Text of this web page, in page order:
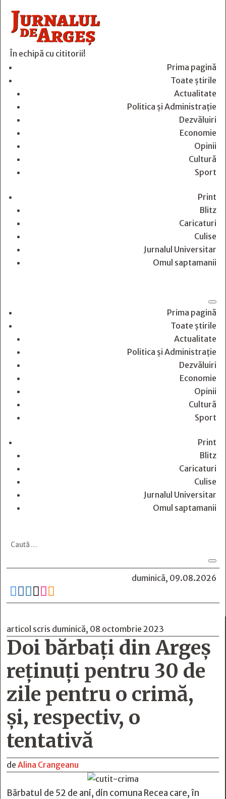
În echipă cu cititorii!
Prima pagină
Toate știrile
Actualitate
Politica și Administrație
Dezvăluiri
Economie
Opinii
Cultură
Sport
Print
Blitz
Caricaturi
Culise
Jurnalul Universitar
Omul saptamanii
Prima pagină
Toate știrile
Actualitate
Politica și Administrație
Dezvăluiri
Economie
Opinii
Cultură
Sport
Print
Blitz
Caricaturi
Culise
Jurnalul Universitar
Omul saptamanii
duminică, 09.08.2026
     
articol scris duminică, 08 octombrie 2023
Doi bărbați din Argeș
reținuți pentru 30 de
zile pentru o crimă,
și, respectiv, o
tentativă
de Alina Crangeanu
Bărbatul de 52 de ani, din comuna Recea care, în